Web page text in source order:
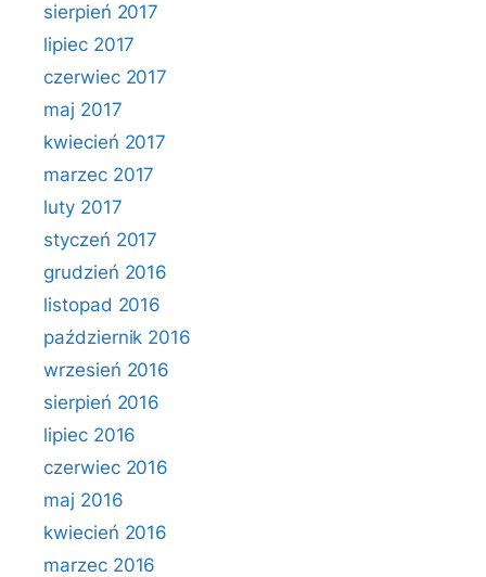
sierpień 2017
lipiec 2017
czerwiec 2017
maj 2017
kwiecień 2017
marzec 2017
luty 2017
styczeń 2017
grudzień 2016
listopad 2016
październik 2016
wrzesień 2016
sierpień 2016
lipiec 2016
czerwiec 2016
maj 2016
kwiecień 2016
marzec 2016